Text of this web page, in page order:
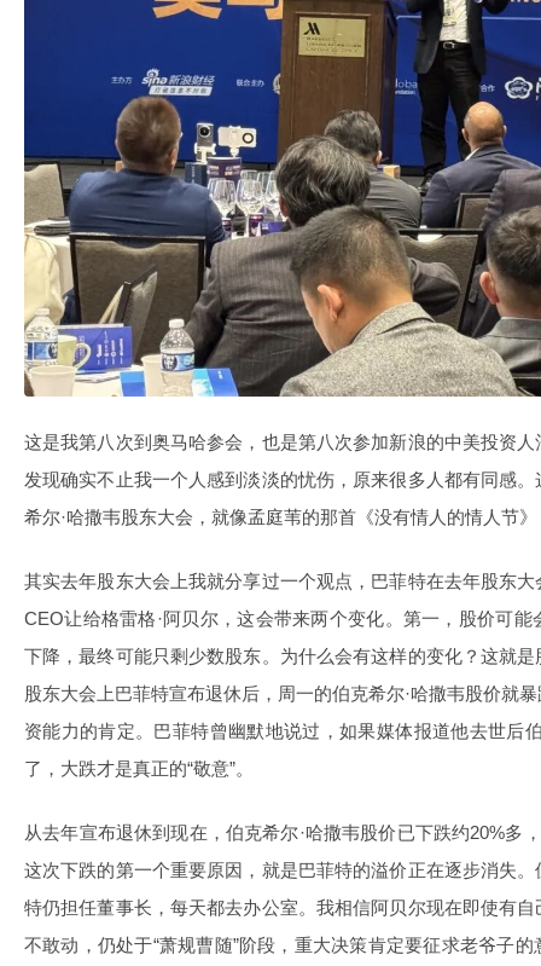
这是我第八次到奥马哈参会，也是第八次参加新浪的中美投资
发现确实不止我一个人感到淡淡的忧伤，原来很多人都有同感
希尔·哈撒韦股东大会，就像孟庭苇的那首《没有情人的情人节
其实去年股东大会上我就分享过一个观点，巴菲特在去年股东
CEO让给格雷格·阿贝尔，这会带来两个变化。第一，股价可
下降，最终可能只剩少数股东。为什么会有这样的变化？这就
股东大会上巴菲特宣布退休后，周一的伯克希尔·哈撒韦股价就
资能力的肯定。巴菲特曾幽默地说过，如果媒体报道他去世后
了，大跌才是真正的“敬意”。
从去年宣布退休到现在，伯克希尔·哈撒韦股价已下跌约20%多
这次下跌的第一个重要原因，就是巴菲特的溢价正在逐步消失
特仍担任董事长，每天都去办公室。我相信阿贝尔现在即使有
不敢动，仍处于“萧规曹随”阶段，重大决策肯定要征求老爷子